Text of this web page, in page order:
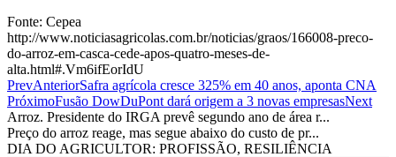
Fonte: Cepea
http://www.noticiasagricolas.com.br/noticias/graos/166008-preco-
do-arroz-em-casca-cede-apos-quatro-meses-de-
alta.html#.Vm6ifEorIdU
PrevAnteriorSafra agrícola cresce 325% em 40 anos, aponta CNA
PróximoFusão DowDuPont dará origem a 3 novas empresasNext
Arroz. Presidente do IRGA prevê segundo ano de área r...
Preço do arroz reage, mas segue abaixo do custo de pr...
DIA DO AGRICULTOR: PROFISSÃO, RESILIÊNCIA